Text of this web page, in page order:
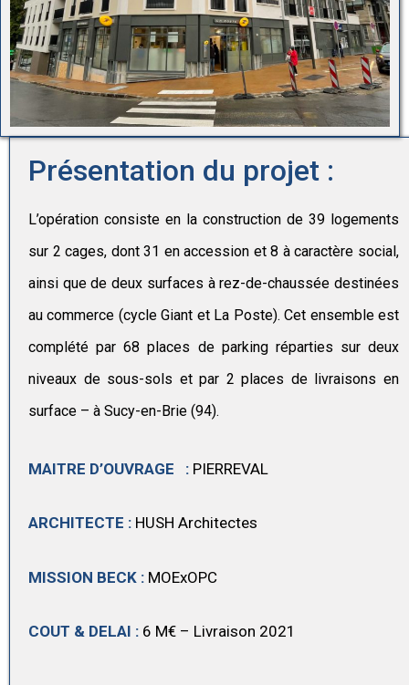
Présentation du projet :
L’opération consiste en la construction de 39 logements
sur 2 cages, dont 31 en accession et 8 à caractère social,
ainsi que de deux surfaces à rez-de-chaussée destinées
au commerce (cycle Giant et La Poste). Cet ensemble est
complété par 68 places de parking réparties sur deux
niveaux de sous-sols et par 2 places de livraisons en
surface – à Sucy-en-Brie (94).
MAITRE D’OUVRAGE : PIERREVAL
ARCHITECTE : HUSH Architectes
MISSION BECK : MOExOPC
COUT & DELAI : 6 M€ – Livraison 2021